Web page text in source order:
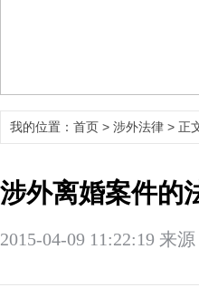
我的位置： 首页 > 涉外法律 > 正
涉外离婚案件的
2015-04-09 11:22:19 来源